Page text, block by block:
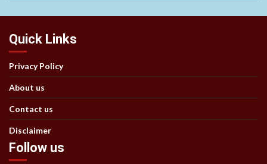
Quick Links
Privacy Policy
About us
Contact us
Disclaimer
Follow us